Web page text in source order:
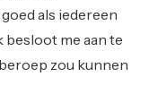
als iedereen
besloot me aan te
zou kunnen